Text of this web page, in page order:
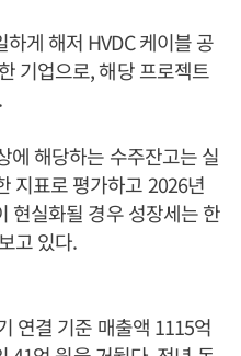
게 해저 HVDC 케이블 공
기업으로, 해당 프로젝트
에 해당하는 수주잔고는 실
지표로 평가하고 2026년
현실화될 경우 성장세는 한
고 있다.
연결 기준 매출액 1115억